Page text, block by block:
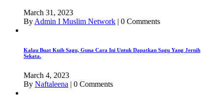
March 31, 2023
By Admin I Muslim Network | 0 Comments
Kalau Buat Kuih Sagu, Guna Cara Ini Untuk Dapatkan Sagu Yang Jernih
Sekata.
March 4, 2023
By Naftaleena | 0 Comments